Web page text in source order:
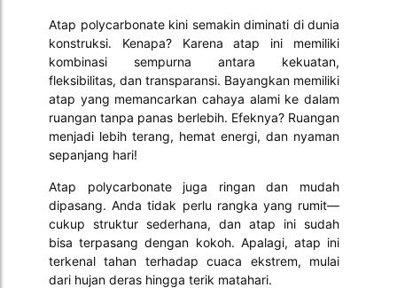
Atap polycarbonate kini semakin diminati di dunia
konstruksi. Kenapa? Karena atap ini memiliki
kombinasi sempurna antara kekuatan,
fleksibilitas, dan transparansi. Bayangkan memiliki
atap yang memancarkan cahaya alami ke dalam
ruangan tanpa panas berlebih. Efeknya? Ruangan
menjadi lebih terang, hemat energi, dan nyaman
sepanjang hari!
Atap polycarbonate juga ringan dan mudah
dipasang. Anda tidak perlu rangka yang rumit—
cukup struktur sederhana, dan atap ini sudah
bisa terpasang dengan kokoh. Apalagi, atap ini
terkenal tahan terhadap cuaca ekstrem, mulai
dari hujan deras hingga terik matahari.